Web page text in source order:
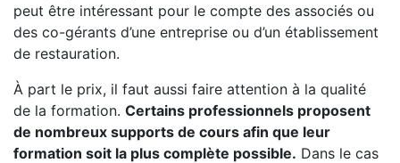
peut être intéressant pour le compte des associés ou
des co-gérants d’une entreprise ou d’un établissement
de restauration.
À part le prix, il faut aussi faire attention à la qualité
de la formation. Certains professionnels proposent
de nombreux supports de cours afin que leur
formation soit la plus complète possible. Dans le cas